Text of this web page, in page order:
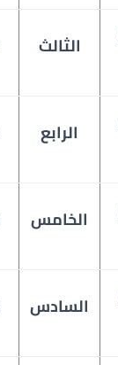
الثالث
الرابع
الخامس
السادس